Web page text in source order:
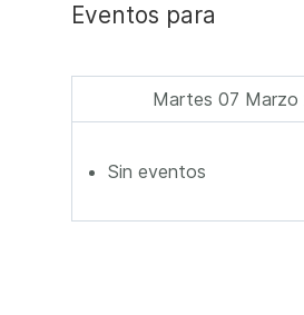
Eventos para
Martes 07 Marzo
Sin eventos